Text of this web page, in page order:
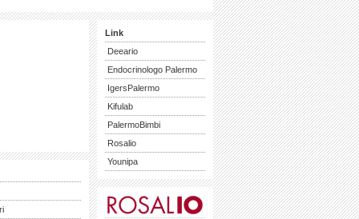
Link
Deeario
Endocrinologo Palermo
IgersPalermo
Kifulab
PalermoBimbi
Rosalio
Younipa